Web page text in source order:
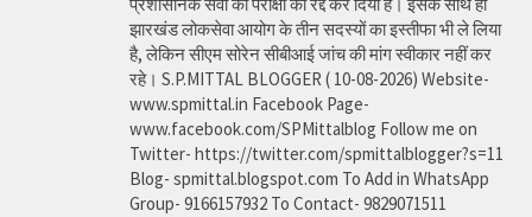
झारखंड लोकसेवा आयोग के तीन सदस्यों का इस्तीफा भी ले लिया
है, लेकिन सीएम सोरेन सीबीआई जांच की मांग स्वीकार नहीं कर
रहे। S.P.MITTAL BLOGGER ( 10-08-2026) Website-
www.spmittal.in Facebook Page-
www.facebook.com/SPMittalblog Follow me on
Twitter- https://twitter.com/spmittalblogger?s=11
Blog- spmittal.blogspot.com To Add in WhatsApp
Group- 9166157932 To Contact- 9829071511